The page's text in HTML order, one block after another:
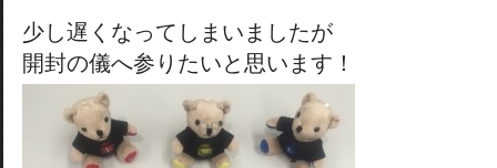
少し遅くなってしまいましたが
開封の儀へ参りたいと思います！